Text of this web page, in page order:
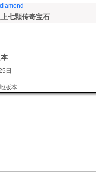
七颗传奇宝石
日